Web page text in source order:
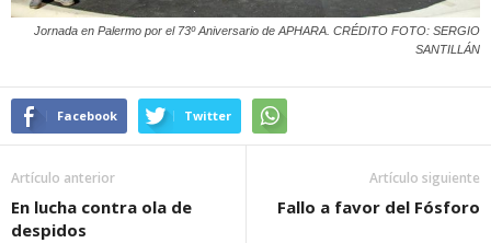
Jornada en Palermo por el 73º Aniversario de APHARA. CRÉDITO FOTO: SERGIO
SANTILLÁN
Facebook Twitter
Artículo anterior
En lucha contra ola de
despidos
Artículo siguiente
Fallo a favor del Fósforo